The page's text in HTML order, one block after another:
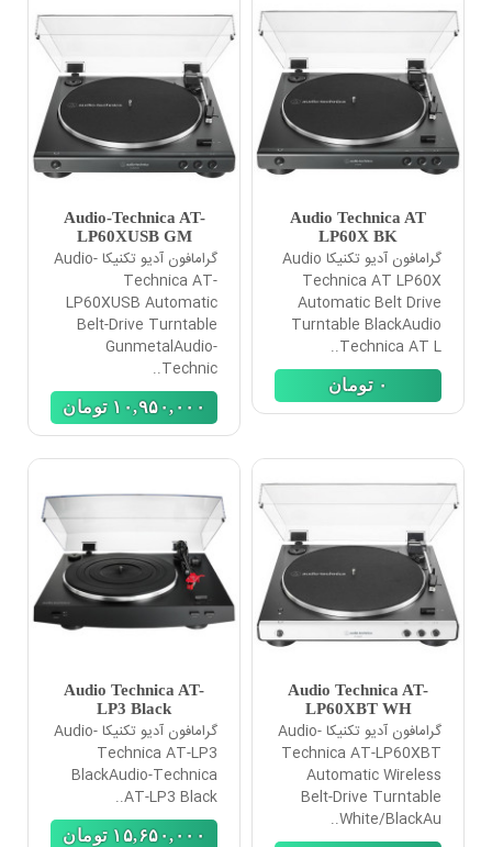
Audio Technica AT
LP60X BK
گرامافون آدیو تکنیکا Audio
Technica AT LP60X
Automatic Belt Drive
Turntable BlackAudio
Technica AT L..
٠ تومان
Audio-Technica AT-
LP60XUSB GM
گرامافون آدیو تکنیکا Audio-
Technica AT-
LP60XUSB Automatic
Belt-Drive Turntable
GunmetalAudio-
Technic..
١٠,٩۵٠,٠٠٠ تومان
Audio Technica AT-
LP60XBT WH
گرامافون آدیو تکنیکا Audio-
Technica AT-LP60XBT
Automatic Wireless
Belt-Drive Turntable
White/BlackAu..
Audio Technica AT-
LP3 Black
گرامافون آدیو تکنیکا Audio-
Technica AT-LP3
BlackAudio-Technica
AT-LP3 Black..
١۵,۶۵٠,٠٠٠ تومان